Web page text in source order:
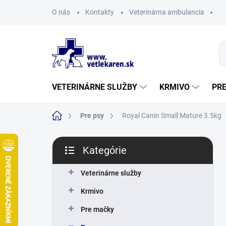
O nás Kontakty Veterinárna ambulancia
VETERINÁRNE SLUŽBY KRMIVO
DomovPre psy Royal Canin Small Mature 3.5kg
B
č
kategórie
Kategórie
Veterinárne služby
Krmivo
Pre mačky